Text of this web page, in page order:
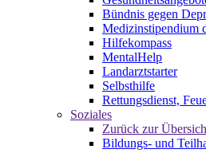
Bündnis gegen
Medizinstipendium
Hilfekompass
MentalHelp
Landarztstarter
Selbsthilfe
Rettungsdienst,
Soziales
Zurück zur
Bildungs- und